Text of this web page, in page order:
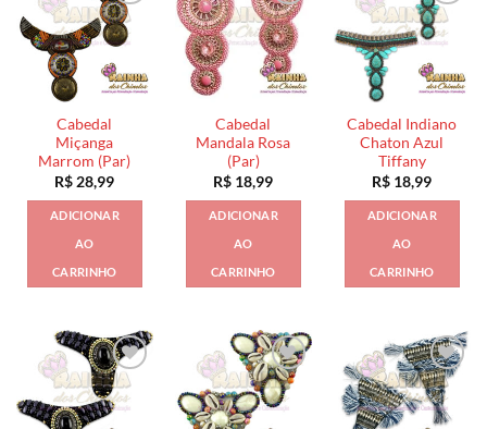
Cabedal
Miçanga
Marrom (Par)
R$ 28,99
ADICIONAR
AO
CARRINHO
Cabedal
Mandala Rosa
(Par)
R$ 18,99
ADICIONAR
AO
CARRINHO
Cabedal Indiano
Chaton Azul
Tiffany
R$ 18,99
ADICIONAR
AO
CARRINHO